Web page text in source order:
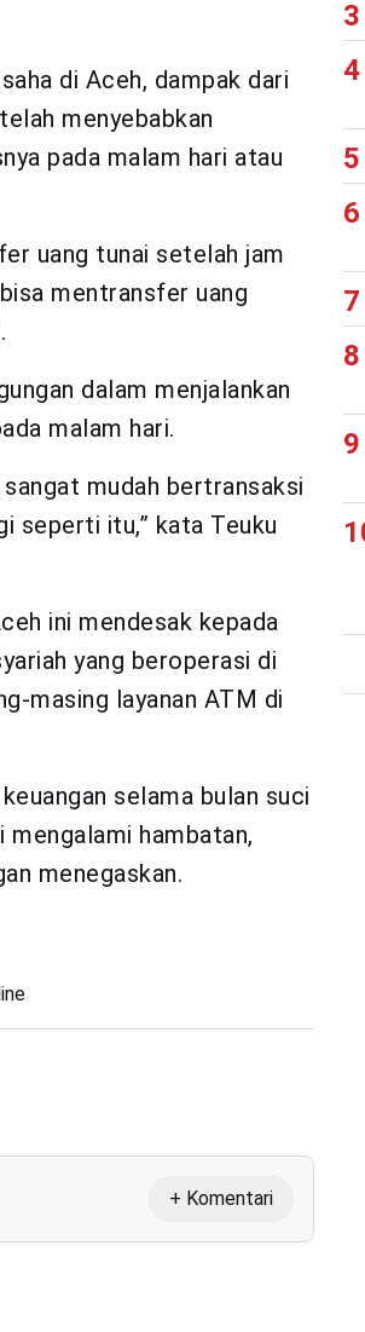
di Aceh, dampak dari
menyebabkan
pada malam hari atau
uang tunai setelah jam
mentransfer uang
dalam menjalankan
malam hari.
mudah bertransaksi
seperti itu,” kata Teuku
ini mendesak kepada
yang beroperasi di
masing layanan ATM di
selama bulan suci
mengalami hambatan,
menegaskan.
+ Komentari